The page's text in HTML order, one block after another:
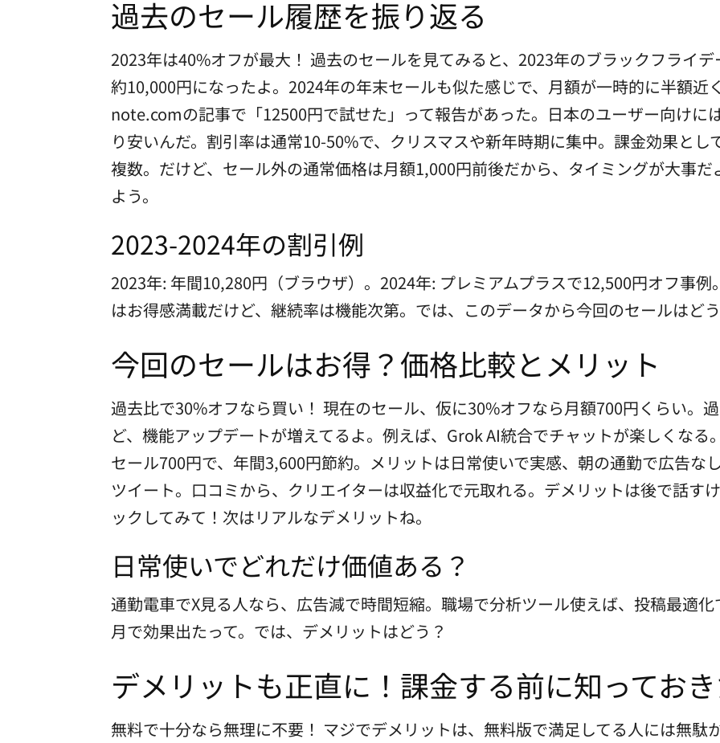
過去のセール履歴を振り返る
2023年は40%オフが最大！ 過去のセールを見てみると、2023年のブラックフライ
約10,000円になったよ。2024年の年末セールも似た感じで、月額が一時的に半額
note.comの記事で「12500円で試せた」って報告があった。日本のユーザー向けに
り安いんだ。割引率は通常10-50%で、クリスマスや新年時期に集中。課金効果と
複数。だけど、セール外の通常価格は月額1,000円前後だから、タイミングが大事
よう。
2023-2024年の割引例
2023年: 年間10,280円（ブラウザ）。2024年: プレミアムプラスで12,500円オフ事
はお得感満載だけど、継続率は機能次第。では、このデータから今回のセールはど
今回のセールはお得？価格比較とメリット
過去比で30%オフなら買い！ 現在のセール、仮に30%オフなら月額700円くらい。
ど、機能アップデートが増えてるよ。例えば、Grok AI統合でチャットが楽しくなる
セール700円で、年間3,600円節約。メリットは日常使いで実感、朝の通勤で広告な
ツイート。口コミから、クリエイターは収益化で元取れる。デメリットは後で話す
ックしてみて！次はリアルなデメリットね。
日常使いでどれだけ価値ある？
通勤電車でX見る人なら、広告減で時間短縮。職場で分析ツール使えば、投稿最適
月で効果出たって。では、デメリットはどう？
デメリットも正直に！課金する前に知ってお
無料で十分なら無理に不要！ マジでデメリットは、無料版で満足してる人には無駄